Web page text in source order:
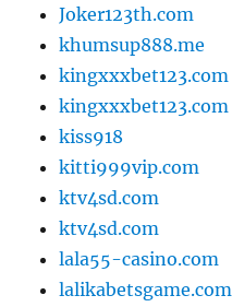
Joker123th.com
khumsup888.me
kingxxxbet123.com
kingxxxbet123.com
kiss918
kitti999vip.com
ktv4sd.com
ktv4sd.com
lala55-casino.com
lalikabetsgame.com